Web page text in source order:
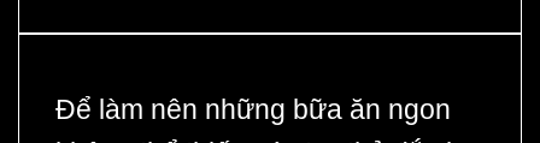
Để làm nên những bữa ăn ngon